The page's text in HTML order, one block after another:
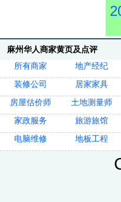
麻州华人商家黄页及点评
所有商家
地产经纪
装修公司
居家家具
房屋估价师
土地测量师
家政服务
旅游旅馆
电脑维修
地板工程